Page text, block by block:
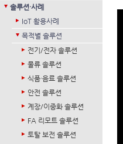
솔루션·사례
IoT 활용사례
목적별 솔루션
전기/전자 솔루션
물류 솔루션
식품·음료 솔루션
안전 솔루션
계장/이중화 솔루션
FA 리모트 솔루션
토탈 보전 솔루션